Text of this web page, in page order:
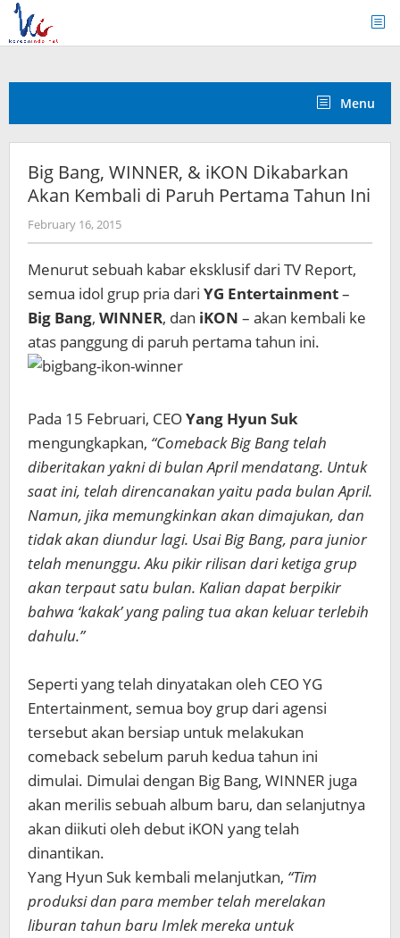
Skip
content
Menu
Big Bang, WINNER, & iKON Dikabarkan
Akan Kembali di Paruh Pertama Tahun Ini
February 16, 2015by
Koreanindo
Menurut sebuah kabar eksklusif dari TV Report,
semua idol grup pria dari YG Entertainment–
Big Bang, WINNER, dan iKON – akan kembali ke
atas panggung di paruh pertama tahun ini.
Pada 15 Februari, CEOYang Hyun Suk
mengungkapkan, “Comeback Big Bang telah
diberitakan yakni di bulan April mendatang. Untuk
saat ini, telah direncanakan yaitu pada bulan April.
Namun, jika memungkinkan akan dimajukan, dan
tidak akan diundur lagi. Usai Big Bang, para junior
telah menunggu. Aku pikir rilisan dari ketiga grup
akan terpaut satu bulan. Kalian dapat berpikir
bahwa ‘kakak’ yang paling tua akan keluar terlebih
dahulu.”
Seperti yang telah dinyatakan oleh CEO YG
Entertainment, semua boy grup dari agensi
tersebut akan bersiap untuk melakukan
comeback sebelum paruh kedua tahun ini
dimulai. Dimulai dengan Big Bang, WINNER juga
akan merilis sebuah album baru, dan selanjutnya
akan diikuti oleh debut iKON yang telah
dinantikan.
Yang Hyun Suk kembali melanjutkan, “Tim
produksi dan para member telah merelakan
liburan tahun baru Imlek mereka untuk